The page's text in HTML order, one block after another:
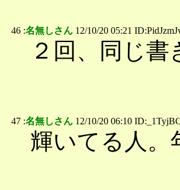
46 :名無しさん 12/10/20 05:21
２回、同じ
47 :名無しさん 12/10/20 06:10
輝いてる人。